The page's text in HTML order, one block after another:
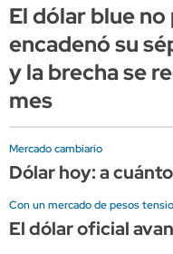
El dólar blue no
encadenó su
y la brecha se
mes
Mercado cambiario
Dólar hoy: a
Con un mercado de pesos
El dólar oficial